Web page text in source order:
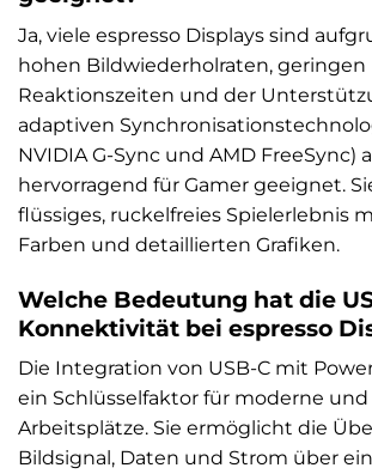
Ja, viele espresso Displays sind
hohen Bildwiederholraten, geringen
Reaktionszeiten und der
adaptiven
NVIDIA G-Sync und AMD FreeSync)
hervorragend für Gamer geeignet.
flüssiges, ruckelfreies Spielerlebnis
Farben und detaillierten Grafiken.
Welche Bedeutung hat die
Konnektivität bei espresso
Die Integration von USB-C mit
ein Schlüsselfaktor für moderne
Arbeitsplätze. Sie ermöglicht die
Bildsignal, Daten und Strom über